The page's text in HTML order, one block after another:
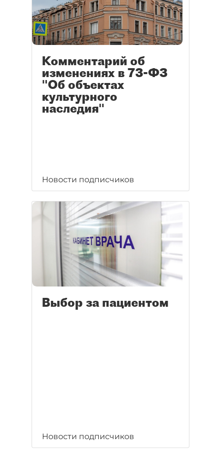
Комментарий об
изменениях в 73-ФЗ
"Об объектах
культурного
наследия"
Новости подписчиков
Выбор за пациентом
Новости подписчиков